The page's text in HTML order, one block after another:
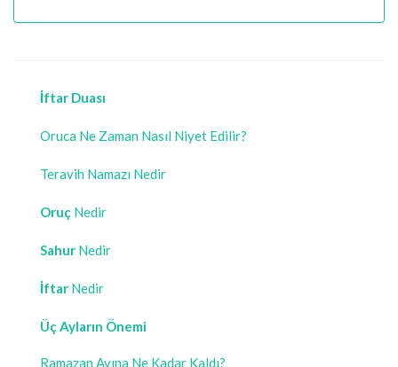
İftar Duası
Oruca Ne Zaman Nasıl Niyet Edilir?
Teravih Namazı Nedir
Oruç Nedir
Sahur Nedir
İftar Nedir
Üç Ayların Önemi
Ramazan Ayına Ne Kadar Kaldı?